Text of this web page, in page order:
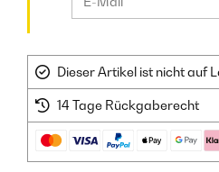
Dieser Artikel ist nicht auf
14 Tage Rückgaberecht